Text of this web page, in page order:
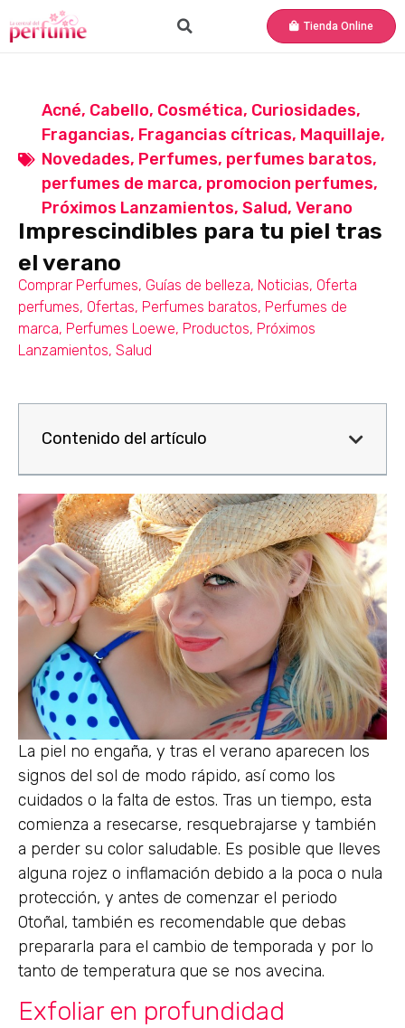
Tienda Online
Acné, Cabello, Cosmética, Curiosidades,
Fragancias, Fragancias cítricas, Maquillaje,
Novedades, Perfumes, perfumes baratos,
perfumes de marca, promocion perfumes,
Próximos Lanzamientos, Salud, Verano
Imprescindibles para tu piel tras
el verano
Comprar Perfumes, Guías de belleza, Noticias, Oferta
perfumes, Ofertas, Perfumes baratos, Perfumes de
marca, Perfumes Loewe, Productos, Próximos
Lanzamientos, Salud
Contenido del artículo
La piel no engaña, y tras el verano aparecen los
signos del sol de modo rápido, así como los
cuidados o la falta de estos. Tras un tiempo, esta
comienza a resecarse, resquebrajarse y también
a perder su color saludable. Es posible que lleves
alguna rojez o inflamación debido a la poca o nula
protección, y antes de comenzar el periodo
Otoñal, también es recomendable que debas
prepararla para el cambio de temporada y por lo
tanto de temperatura que se nos avecina.
Exfoliar en profundidad